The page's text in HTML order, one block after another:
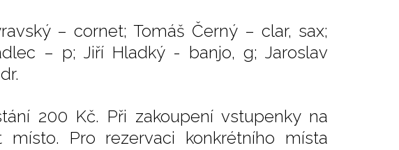
– cornet; Tomáš Černý – clar, sax;
– p; Jiří Hladký - banjo, g; Jaroslav
200 Kč. Při zakoupení vstupenky na
Pro rezervaci konkrétního místa